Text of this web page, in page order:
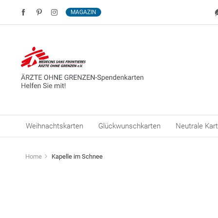
MAGAZIN
Weihnachtskarten Glückwunschkarten Neutrale
Home Kapelle im Schnee